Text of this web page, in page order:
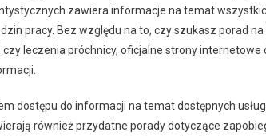
zawiera informacje na temat
pracy. Bez względu na to, czy szukasz porad
leczenia próchnicy, oficjalne strony
dostępu do informacji na temat dostępnych
również przydatne porady dotyczące